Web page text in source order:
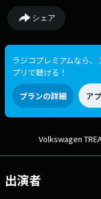
いている大切なトレジャ
ジのメッセージ・フォ
組オリジナルデザイン
組Webサイト：https://
ム：https://
「#トレジャーズ」
シェア
ラジコプレミアムなら
プリで聴ける！
プランの詳細 ア
Volkswagen
出演者